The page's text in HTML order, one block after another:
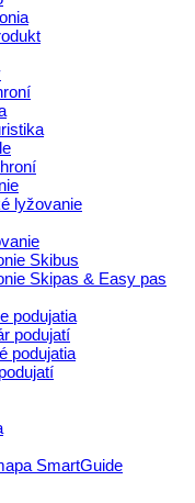
lyžovanie
Skibus
Skipas & Easy pas
podujatia
podujatí
podujatia
SmartGuide